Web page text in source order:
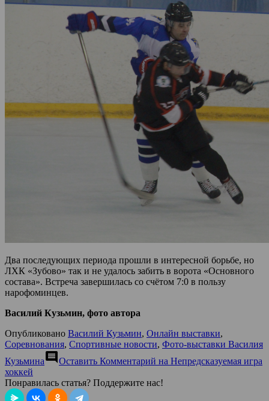
Два последующих периода прошли в интересной борьбе, но
ЛХК «Зубово» так и не удалось забить в ворота «Основного
состава». Встреча завершилась со счётом 7:0 в пользу
нарофоминцев.
Василий Кузьмин, фото автора
Опубликовано Василий Кузьмин, Онлайн выставки,
Соревнования, Спортивные новости, Фото-выставки Василия
Кузьминаcomment Оставить Комментарий на Непредсказуемая игра
хоккей
Понравилась статья? Поддержите нас!